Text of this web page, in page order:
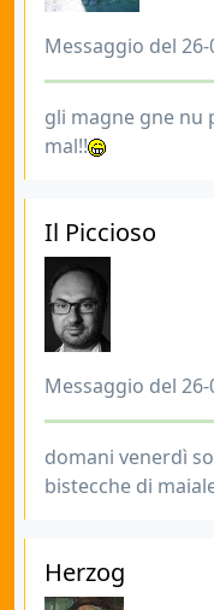
Messaggio del
gli magne gne nu
mal!!
Il Piccioso
Messaggio del
domani venerdì
bistecche di
Herzog